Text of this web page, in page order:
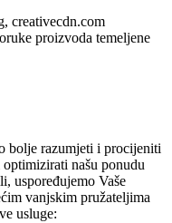
creativecdn.com
proizvoda temeljene
bolje razumjeti i procijeniti
našu ponudu
uspoređujemo Vaše
vanjskim pružateljima
usluge: